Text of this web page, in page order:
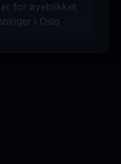
for øyeblikket
i Oslo